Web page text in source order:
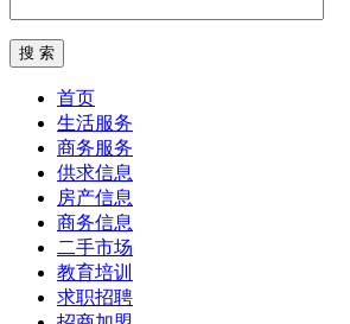
首页
生活服务
商务服务
供求信息
房产信息
商务信息
二手市场
教育培训
求职招聘